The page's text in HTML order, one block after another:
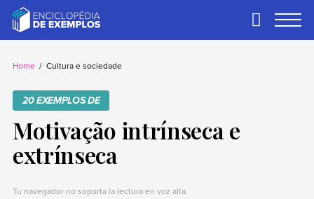
contentExemplos
Precisa de
temos.
Primary
Home Cultura e sociedade
20 EXEMPLOS DE
Motivação intrínseca e
extrínseca
Tu navegador no soporta la lectura en voz alta.